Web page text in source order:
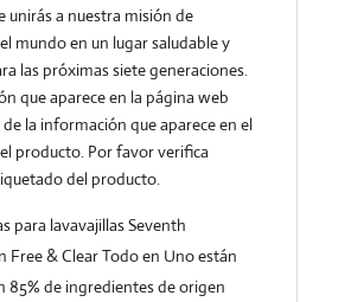
unirás a nuestra misión de
mundo en un lugar saludable y
las próximas siete generaciones.
que aparece en la página web
la información que aparece en el
producto. Por favor verifica
del producto.
para lavavajillas Seventh
Free & Clear Todo en Uno están
85% de ingredientes de origen